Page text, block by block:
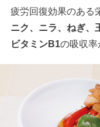
疲労回復効果のある
ニク、ニラ、ねぎ、
ビタミンB1の吸収率